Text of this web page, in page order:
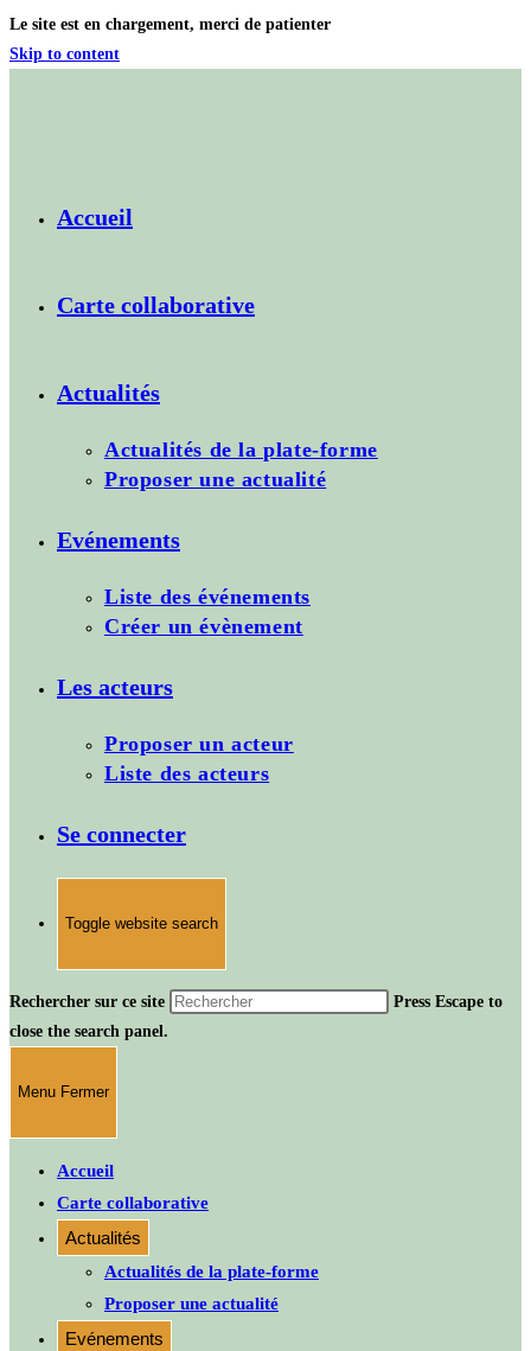
Le site est en chargement, merci de patienter
Skip to content
Accueil
Carte collaborative
Actualités
Actualités de la plate-forme
Proposer une actualité
Evénements
Liste des événements
Créer un évènement
Les acteurs
Proposer un acteur
Liste des acteurs
Se connecter
Toggle website search
Rechercher sur ce site
Press Escape to
close the search panel.
Menu Fermer
Accueil
Carte collaborative
Actualités
Actualités de la plate-forme
Proposer une actualité
Evénements